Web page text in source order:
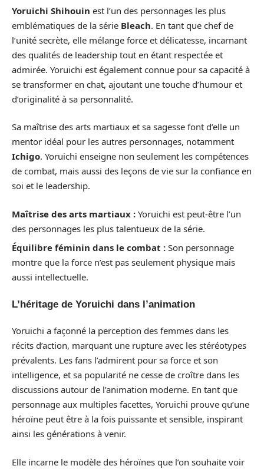
Yoruichi Shihouin est l’un des personnages les plus
emblématiques de la série Bleach. En tant que chef de
l’unité secrète, elle mélange force et délicatesse, incarnant
des qualités de leadership tout en étant respectée et
admirée. Yoruichi est également connue pour sa capacité à
se transformer en chat, ajoutant une touche d’humour et
d’originalité à sa personnalité.
Sa maîtrise des arts martiaux et sa sagesse font d’elle un
mentor idéal pour les autres personnages, notamment
Ichigo. Yoruichi enseigne non seulement les compétences
de combat, mais aussi des leçons de vie sur la confiance en
soi et le leadership.
Maîtrise des arts martiaux : Yoruichi est peut-être l’un
des personnages les plus talentueux de la série.
Équilibre féminin dans le combat : Son personnage
montre que la force n’est pas seulement physique mais
aussi intellectuelle.
L’héritage de Yoruichi dans l’animation
Yoruichi a façonné la perception des femmes dans les
récits d’action, marquant une rupture avec les stéréotypes
prévalents. Les fans l’admirent pour sa force et son
intelligence, et sa popularité ne cesse de croître dans les
discussions autour de l’animation moderne. En tant que
personnage aux multiples facettes, Yoruichi prouve qu’une
héroïne peut être à la fois puissante et sensible, inspirant
ainsi les générations à venir.
Elle incarne le modèle des héroïnes que l’on souhaite voir